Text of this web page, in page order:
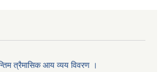
त्रैमासिक आय व्यय विवरण ।